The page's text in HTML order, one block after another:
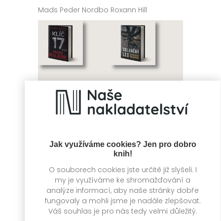
Jak využíváme cookies? Jen pro dobro
knih!
O souborech cookies jste určitě již slyšeli. I
my je využíváme ke shromažďování a
analýze informací, aby naše stránky dobře
fungovaly a mohli jsme je nadále zlepšovat.
Váš souhlas je pro nás tedy velmi důležitý.
Mads Peder Nordbo Roxann Hill
Klíč 17
Skleněný les
Cynthia Swanson